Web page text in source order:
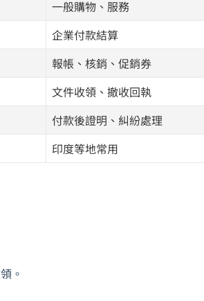
一般購物、服務
企業付款結算
報帳、核銷、促銷券
文件收領、撤收回執
付款後證明、糾紛處理
印度等地常用
。